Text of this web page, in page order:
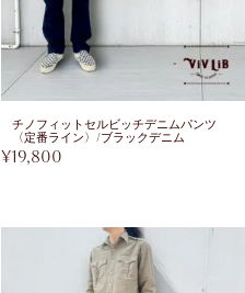
チノフィットセルビッチデニムパンツ
〈定番ライン〉/ブラックデニム
¥19,800